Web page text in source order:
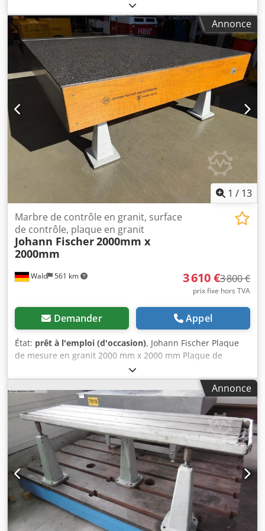
rainure en T sur toute la longueur : 12 mm Hauteur de la
table : 960 mm Dedpfxszibr Rs Ai Teck
Annonce
1 / 13
Wald 561 km
Marbre de contrôle en granit, surface
de contrôle, plaque en granit
Johann Fischer2000mm x
2000mm
3 610 €3 800 €
prix fixe hors TVA
Demander Appel
État: prêt à l'emploi (d'occasion), Johann Fischer Plaque
de mesure en granit 2000 mm x 2000 mm Plaque de
mesure Plaque en granit Granit Dimensions : 2000 mm x
2000 mm x 300 mm (L x l x H) Hauteur avec pieds : env. 860
mm Dcodpfx Aioy Iapue Tek Poids net : env. 3500 kg
Précision : DIN 876/1 Classe : 1 Planéité : écart réel 0,0155 ;
tol. admise 0,030 Température de référence : +20 °C Vous
pouvez volontiers venir voir la plaque sur place. Nous
pouvons organiser une expédition à prix avantageux pour
vous ! Vous recevrez une facture en bonne et due forme.
Pour les clients étrangers, une facture hors taxes peut
également être établie, sous réserve de fournir un numéro
de TVA intracommunautaire valide. Vente sous réserve de
disponibilité. Visitez notre boutique et consultez aussi nos
autres offres. Les noms d'entreprises et marques
Annonce